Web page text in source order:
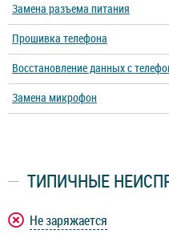
Замена разъема питания
Прошивка телефона
Восстановление данных с
Замена микрофон
ТИПИЧНЫЕ
Не заряжается